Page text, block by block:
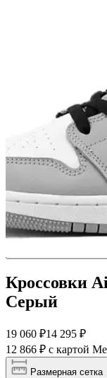
Кроссовки
Серый
19 060 ₽14 295 ₽
12 866 ₽ с картой
Размерная сетка